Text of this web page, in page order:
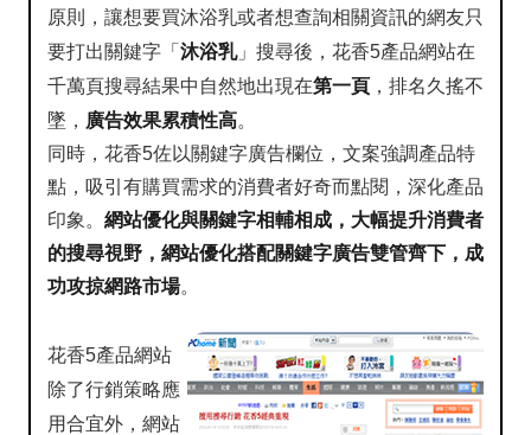
原則，讓想要買沐浴乳或者想查詢相關資訊的網友只
要打出關鍵字「 沐浴乳」搜尋後，花香5產品網站在
千萬頁搜尋結果中自然地出現在第一頁 ，排名久搖不
墜， 廣告效果累積性高。
同時，花香5佐以關鍵字廣告欄位，文案強調產品特
點，吸引有購買需求的消費者好奇而點閱，深化產品
印象。 網站優化與關鍵字相輔相成，大幅提升消費者
的搜尋視野，網站優化搭配關鍵字廣告雙管齊下，成
功攻掠網路市場。
花香5產品網站
除了行銷策略應
用合宜外，網站